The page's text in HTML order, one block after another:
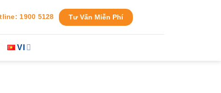
1900 5128 Tư Vấn Miễn Phí
VI